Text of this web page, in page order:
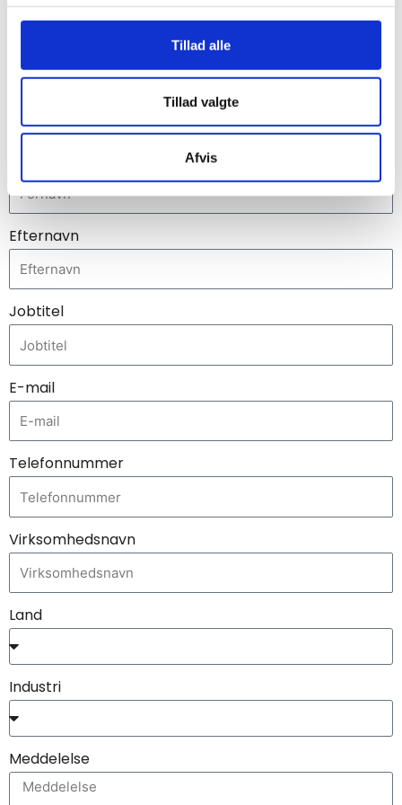
for sociale medier, annonceringspartnere og
data med andre oplysninger, du har givet dem, eller som
de har indsamlet fra din brug af deres tjenester.
Tillad alle
Tillad valgte
Afvis
succefuld vækst.
Kontakt os herunder for mere information:
Efternavn
Jobtitel
E-mail
Telefonnummer
Virksomhedsnavn
Land
Industri
Meddelelse